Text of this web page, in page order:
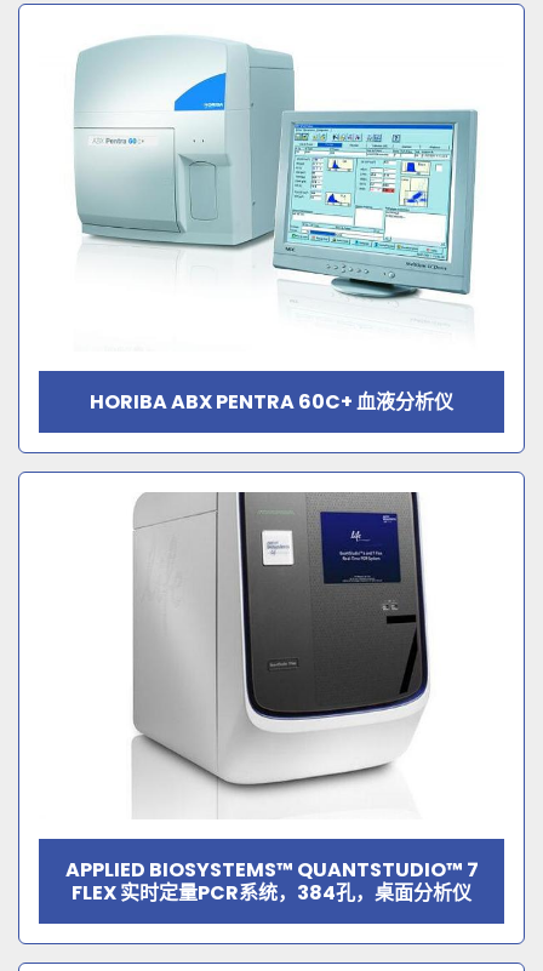
HORIBA ABX PENTRA 60C+ 血液分析仪
APPLIED BIOSYSTEMS™ QUANTSTUDIO™ 7
FLEX 实时定量PCR系统，384孔，桌面分析仪